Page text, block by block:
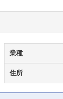
業種
住所